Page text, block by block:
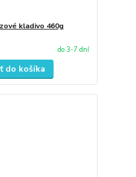
kladivo 460g
do 3-7 dní
do košíka